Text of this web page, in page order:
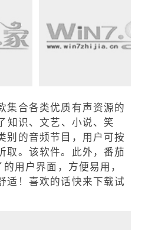
集合各类优质有声资源的
知识、文艺、小说、笑
别的音频节目，用户可按
取。该软件。此外，番茄
用户界面，方便易用，
适！喜欢的话快来下载试